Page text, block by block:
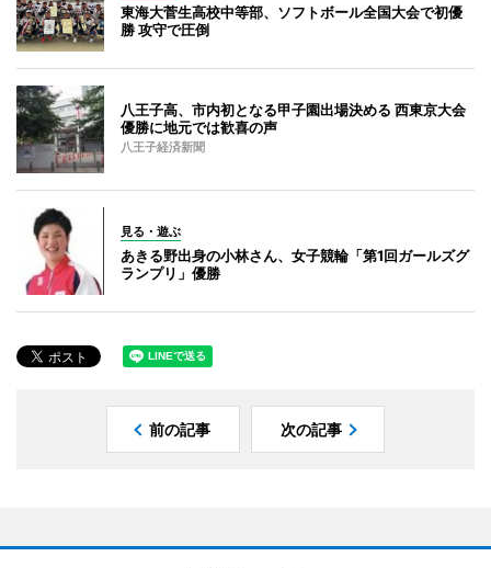
東海大菅生高校中等部、ソフトボール全国大会で初優
勝 攻守で圧倒
八王子高、市内初となる甲子園出場決める 西東京大会
優勝に地元では歓喜の声
八王子経済新聞
見る・遊ぶ
あきる野出身の小林さん、女子競輪「第1回ガールズグ
ランプリ」優勝
前の記事 次の記事